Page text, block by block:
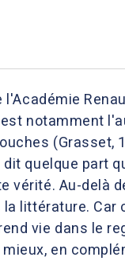
notamment
dit quelque
vérité. Au-delà
littérature.
vie dans le
en